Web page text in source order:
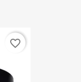
favorite_border